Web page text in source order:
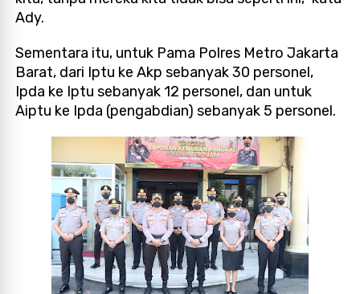
Ady.
Sementara itu, untuk Pama Polres Metro Jakarta
Barat, dari Iptu ke Akp sebanyak 30 personel,
Ipda ke Iptu sebanyak 12 personel, dan untuk
Aiptu ke Ipda (pengabdian) sebanyak 5 personel.